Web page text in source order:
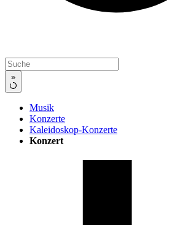
»
Musik
Konzerte
Kaleidoskop-Konzerte
Konzert